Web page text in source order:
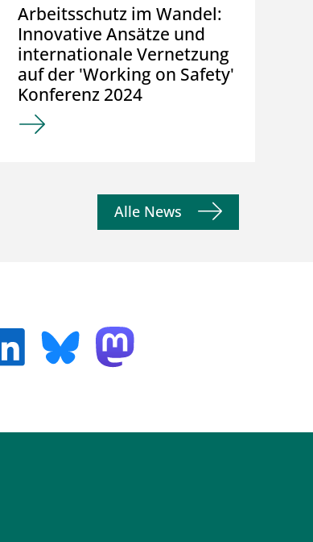
Arbeitsschutz im Wandel:
Innovative Ansätze und
internationale Vernetzung
auf der 'Working on Safety'
Konferenz 2024
Alle News